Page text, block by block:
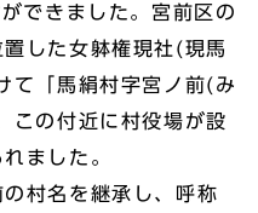
できました。宮前区の
した女躰権現社(現馬
て「馬絹村字宮ノ前(み
この付近に村役場が設
ました。
村名を継承し、呼称